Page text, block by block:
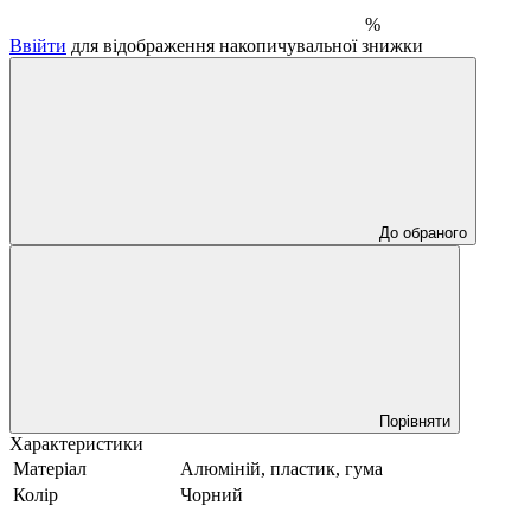
%
Ввійти для відображення накопичувальної знижки
До обраного
Порівняти
Характеристики
Матеріал
Алюміній, пластик, гума
Колір
Чорний